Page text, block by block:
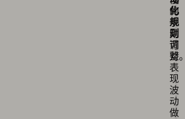
的
手
动
调
整
化
规
则
可
对
表
现
波
动
做